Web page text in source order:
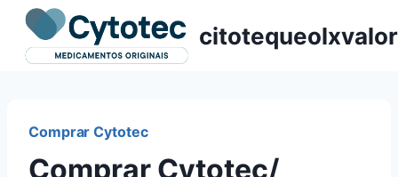
Pular
para
citotequeolxvalor
Comprar Cytotec
Comprar Cytotec/